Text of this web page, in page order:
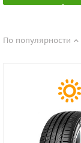
По популярности